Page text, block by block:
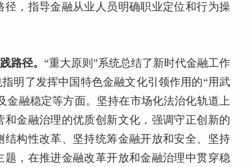
，指导金融从业人员明确职业定位和行为操
路径。 “重大原则”系统总结了新时代金融工作
明了发挥中国特色金融文化引领作用的“用武
金融稳定等方面。坚持在市场化法治化轨道上
金融治理的优质创新文化，强调守正创新的
构性改革、坚持统筹金融开放和安全、坚持
，在推进金融改革开放和金融治理中贯穿稳